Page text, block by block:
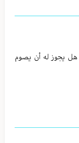
هل يجوز له أن يصوم